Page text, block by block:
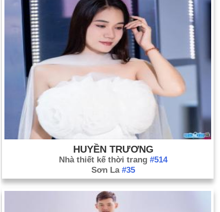
HUYỀN TRƯƠNG
Nhà thiết kế thời trang #514
Sơn La #35